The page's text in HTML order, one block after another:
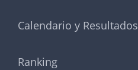
Calendario y Resultados
Ranking